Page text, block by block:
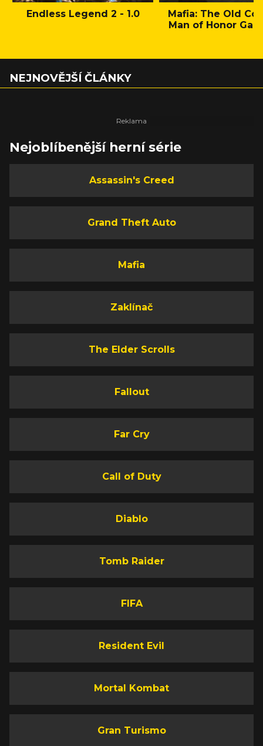
Endless Legend 2 - 1.0
Mafia: The Old
Man of Honor
NEJNOVĚJŠÍ ČLÁNKY
Nejoblíbenější herní série
Assassin's Creed
Grand Theft Auto
Mafia
Zaklínač
The Elder Scrolls
Fallout
Far Cry
Call of Duty
Diablo
Tomb Raider
FIFA
Resident Evil
Mortal Kombat
Gran Turismo